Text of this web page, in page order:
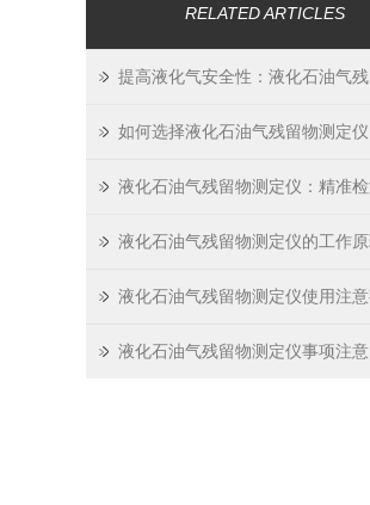
RELATED ARTICLES
液化石油气残留物测定仪事项注意